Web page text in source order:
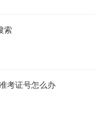
索
考证号怎么办